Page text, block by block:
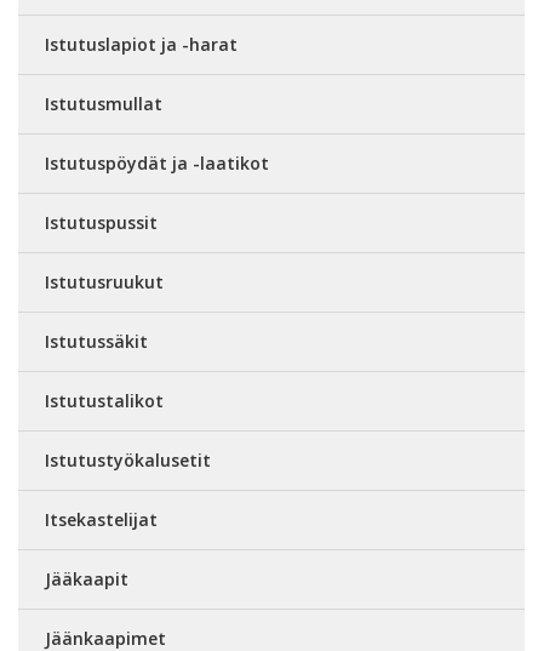
Istutuslapiot ja -harat
Istutusmullat
Istutuspöydät ja -laatikot
Istutuspussit
Istutusruukut
Istutussäkit
Istutustalikot
Istutustyökalusetit
Itsekastelijat
Jääkaapit
Jäänkaapimet